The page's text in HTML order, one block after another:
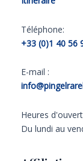
Téléphone:
+33 (0)1 40 56
E-mail :
Heures
Du lundi au